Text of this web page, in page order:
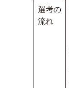
選考の
流れ